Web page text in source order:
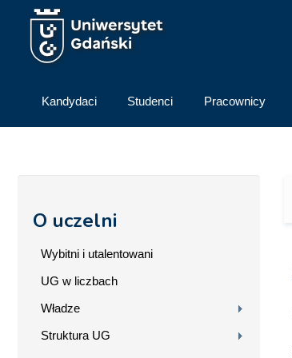
Przejdź do treści
Kandydaci Studenci Pracownicy
O uczelni
Wybitni i utalentowani
UG w liczbach
Władze
Struktura UG